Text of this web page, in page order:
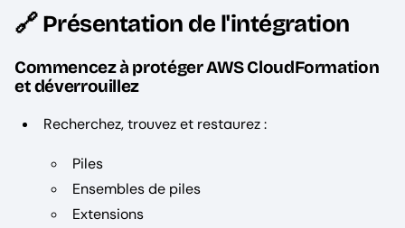
🔗 Présentation de l'intégration
Commencez à protéger AWS CloudFormation
et déverrouillez
Recherchez, trouvez et restaurez :
Piles
Ensembles de piles
Extensions